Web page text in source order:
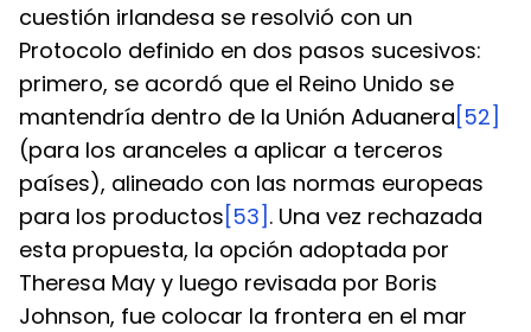
cuestión irlandesa se resolvió con un
Protocolo definido en dos pasos sucesivos:
primero, se acordó que el Reino Unido se
mantendría dentro de la Unión Aduanera [52]
(para los aranceles a aplicar a terceros
países), alineado con las normas europeas
para los productos [53] . Una vez rechazada
esta propuesta, la opción adoptada por
Theresa May y luego revisada por Boris
Johnson, fue colocar la frontera en el mar